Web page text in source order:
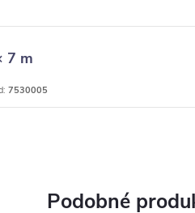
7 m
7530005